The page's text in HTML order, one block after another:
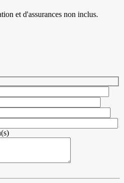
et d'assurances non inclus.